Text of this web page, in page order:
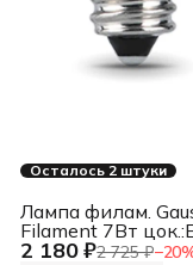
Осталось 2 штуки
2 180 ₽2 725 ₽−20
Лампа филам.
Filament 7Вт
свеча 220B